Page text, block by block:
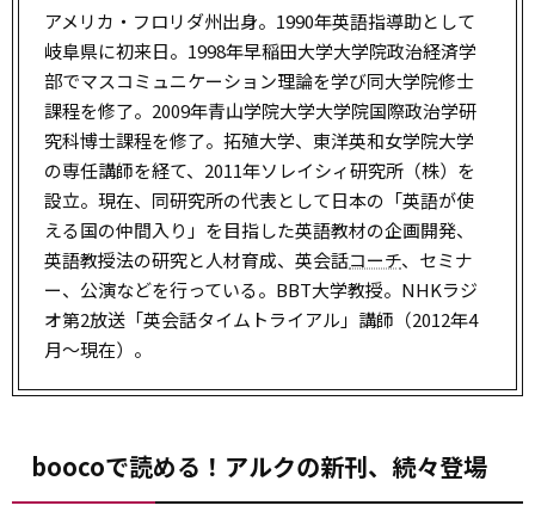
アメリカ・フロリダ州出身。1990年英語指導助として
岐阜県に初来日。1998年早稲田大学大学院政治経済学
部でマスコミュニケーション理論を学び同大学院修士
課程を修了。2009年青山学院大学大学院国際政治学研
究科博士課程を修了。拓殖大学、東洋英和女学院大学
の専任講師を経て、2011年ソレイシィ研究所（株）を
設立。現在、同研究所の代表として日本の「英語が使
える国の仲間入り」を目指した英語教材の企画開発、
英語教授法の研究と人材育成、英会話コーチ、セミナ
ー、公演などを行っている。BBT大学教授。NHKラジ
オ第2放送「英会話タイムトライアル」講師（2012年4
月～現在）。
boocoで読める！アルクの新刊、続々登場